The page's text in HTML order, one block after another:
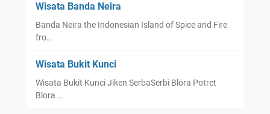
Wisata Banda Neira
Banda Neira the Indonesian Island of Spice and Fire
fro…
Wisata Bukit Kunci
Wisata Bukit Kunci Jiken SerbaSerbi Blora Potret
Blora …